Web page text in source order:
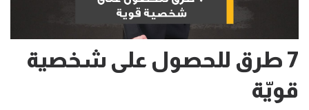
7 طرق للحصول على شخصية
قويّة